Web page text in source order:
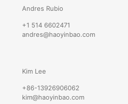
Andres Rubio
+1 514 6602471
andres@haoyinbao.com
Kim Lee
+86-13926906062
kim@haoyinbao.com